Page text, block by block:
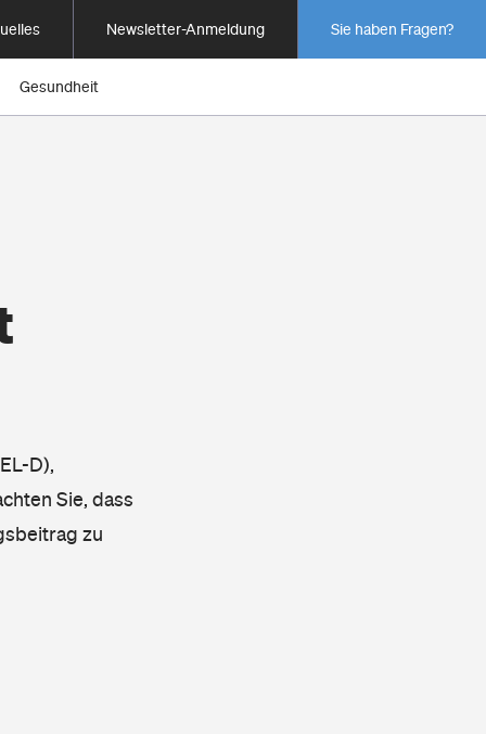
Newsletter-Anmeldung Sie haben Fragen?
Gesundheit
D),
Sie, dass
zu